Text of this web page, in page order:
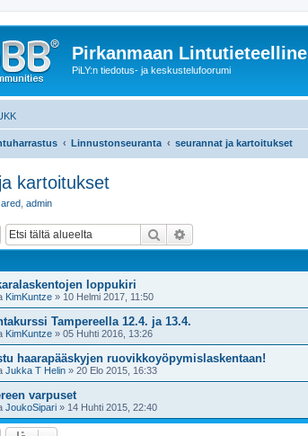
Pirkanmaan
PiLY:n tiedotus- ja keskustelufoorumi
Linnustonseuranta seurannat ja kartoitukset
kartoitukset
admin
Etsi
loppukiri
KimKuntze » 10 Helmi 2017, 11:50
Tampereella 12.4. ja 13.4.
KimKuntze » 05 Huhti 2016, 13:26
haarapääskyjen ruovikkoyöpymislaskentaan!
Jukka T Helin » 20 Elo 2015, 16:33
varpuset
JoukoSipari » 14 Huhti 2015, 22:40